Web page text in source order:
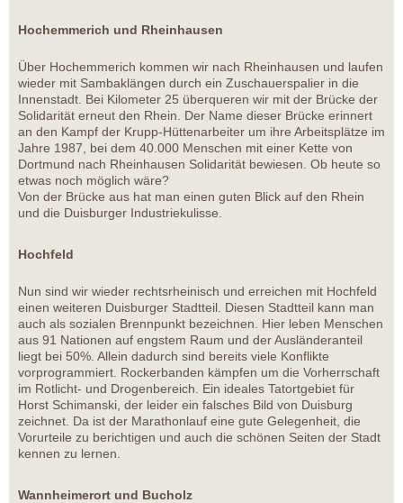
Hochemmerich und Rheinhausen
Über Hochemmerich kommen wir nach Rheinhausen und laufen
wieder mit Sambaklängen durch ein Zuschauerspalier in die
Innenstadt. Bei Kilometer 25 überqueren wir mit der Brücke der
Solidarität erneut den Rhein. Der Name dieser Brücke erinnert
an den Kampf der Krupp-Hüttenarbeiter um ihre Arbeitsplätze im
Jahre 1987, bei dem 40.000 Menschen mit einer Kette von
Dortmund nach Rheinhausen Solidarität bewiesen. Ob heute so
etwas noch möglich wäre?
Von der Brücke aus hat man einen guten Blick auf den Rhein
und die Duisburger Industriekulisse.
Hochfeld
Nun sind wir wieder rechtsrheinisch und erreichen mit Hochfeld
einen weiteren Duisburger Stadtteil. Diesen Stadtteil kann man
auch als sozialen Brennpunkt bezeichnen. Hier leben Menschen
aus 91 Nationen auf engstem Raum und der Ausländeranteil
liegt bei 50%. Allein dadurch sind bereits viele Konflikte
vorprogrammiert. Rockerbanden kämpfen um die Vorherrschaft
im Rotlicht- und Drogenbereich. Ein ideales Tatortgebiet für
Horst Schimanski, der leider ein falsches Bild von Duisburg
zeichnet. Da ist der Marathonlauf eine gute Gelegenheit, die
Vorurteile zu berichtigen und auch die schönen Seiten der Stadt
kennen zu lernen.
Wannheimerort und Bucholz